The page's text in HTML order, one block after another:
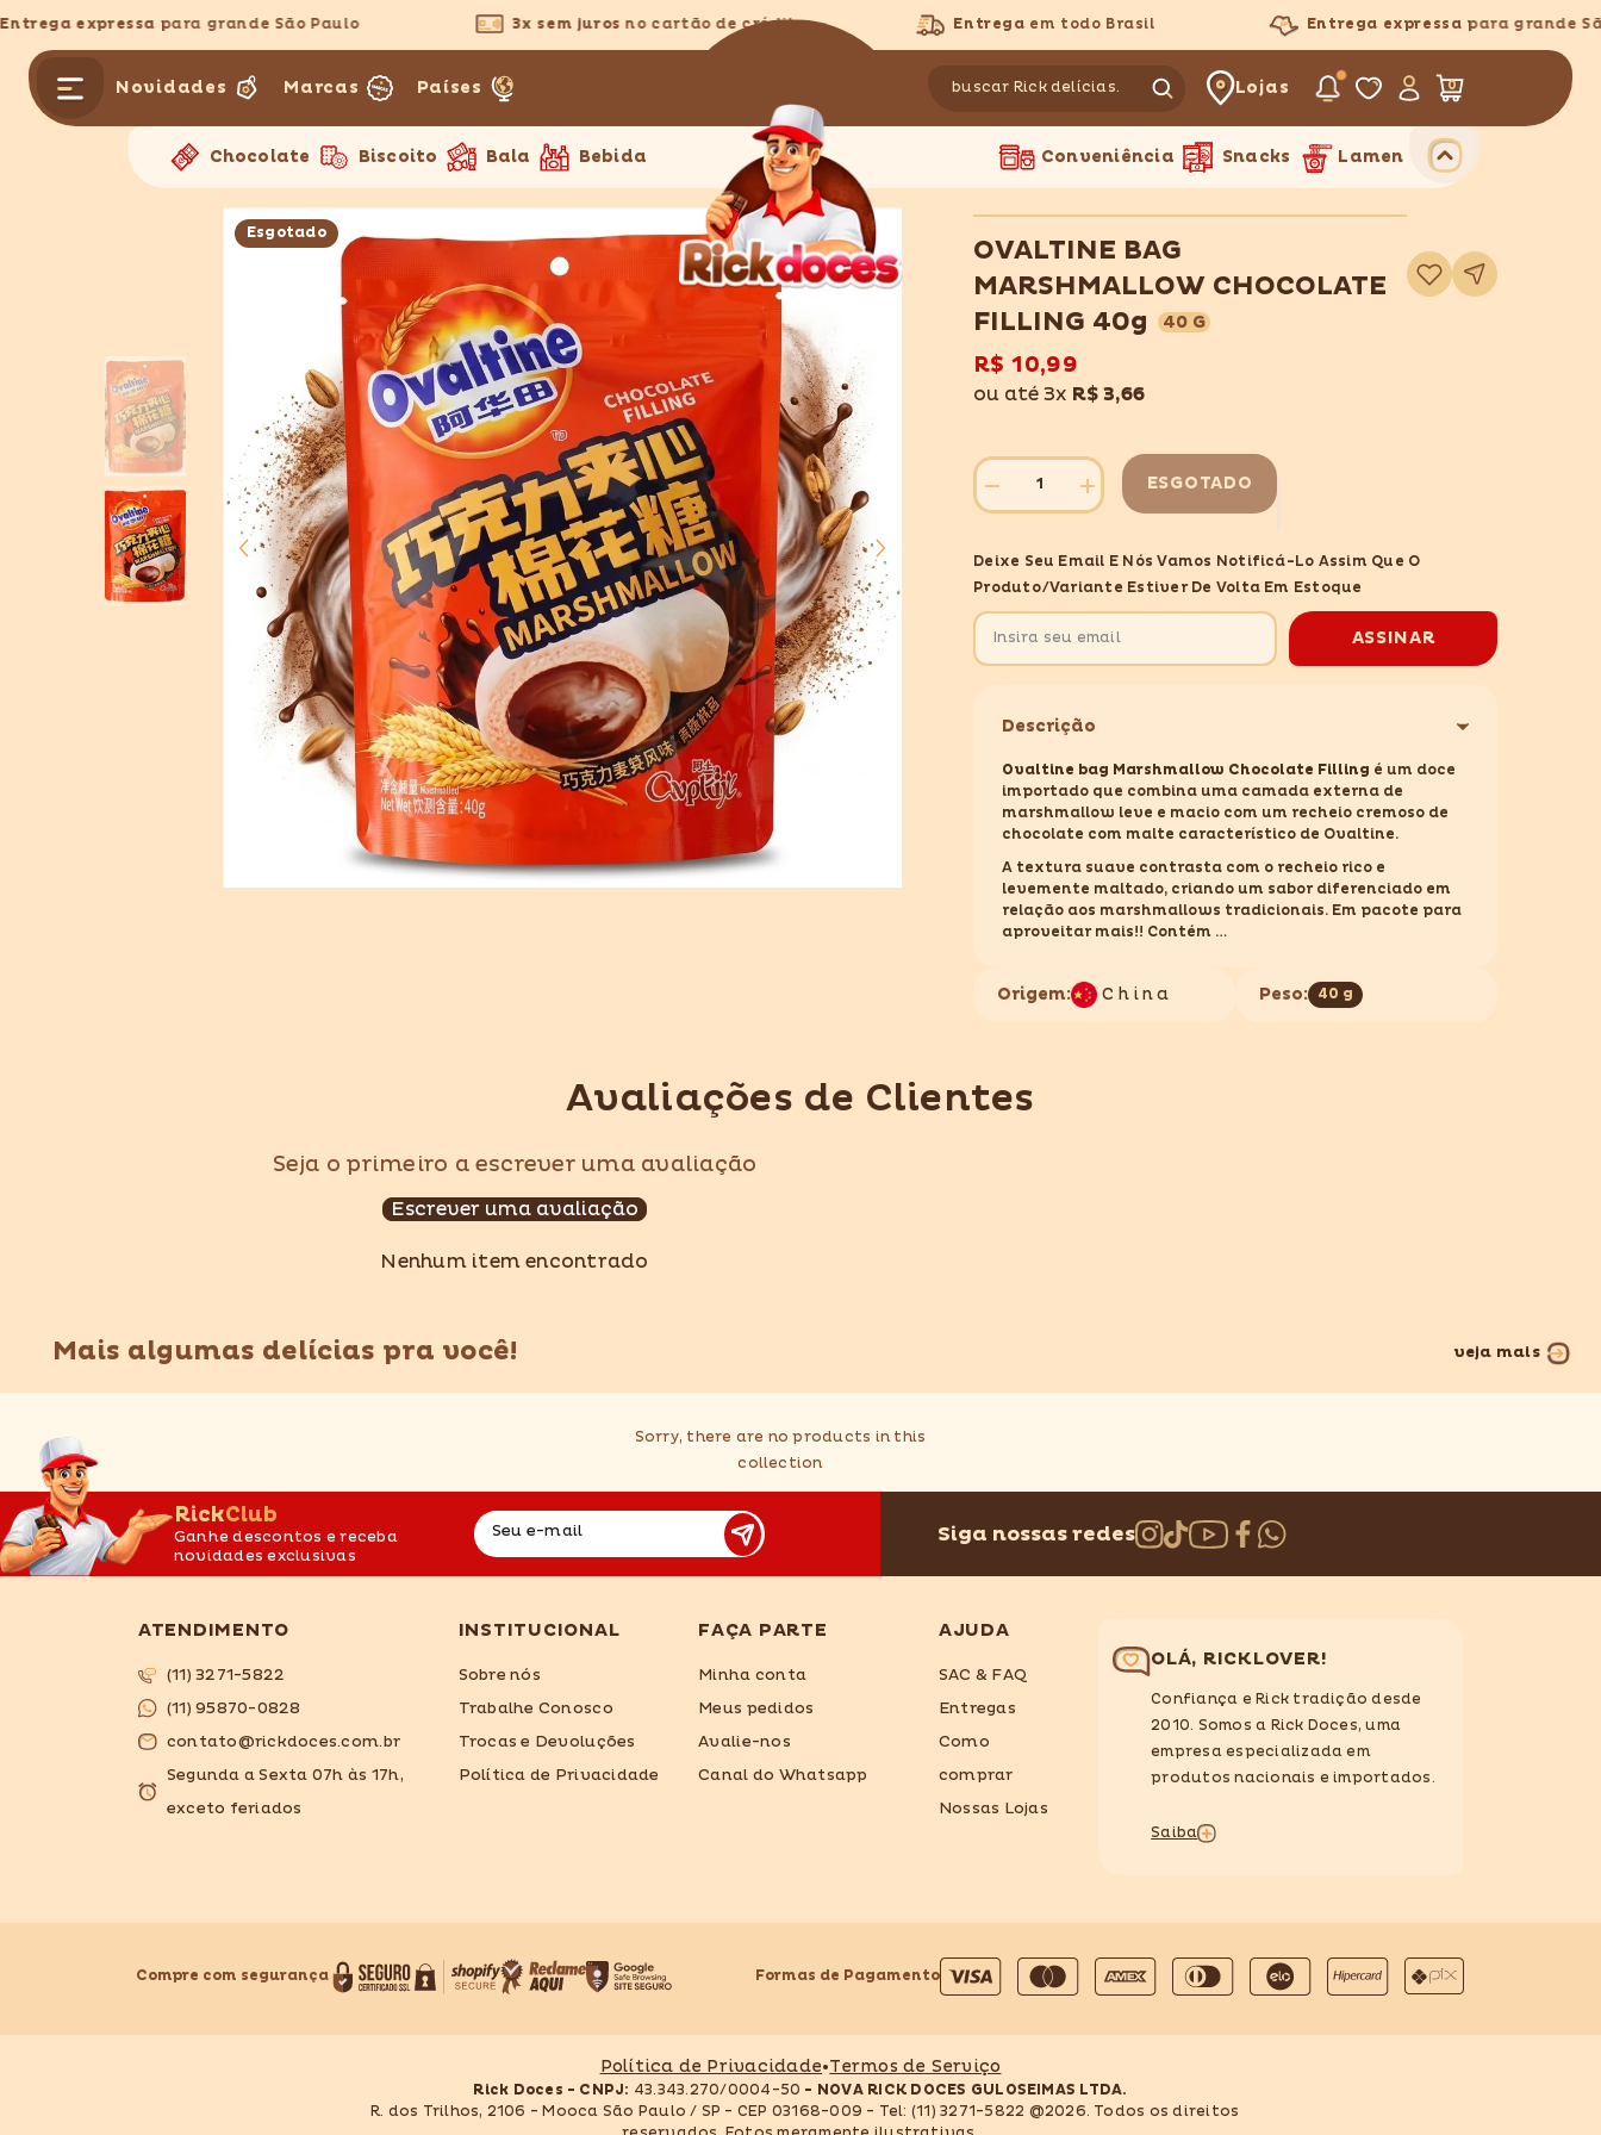
expressapara grande São Paulo 3x sem jurosno cartão de crédito Entregaem todo Brasil Entrega expressapara grande São
Novidades Marcas Países Lojas 00
Chocolate Biscoito Bala Bebida Conveniência Snacks Lamen
Esgotado
OVALTINE BAG
MARSHMALLOW CHOCOLATE
FILLING 40g
40 G
Adicionar
à
lista
Compartilhar
R$ 10,99
ou até 3x R$ 3,66
Diminuir
quantidade
BAG
MARSHMALLOW
FILLING
40g
Aumentar
quantidade
BAG
MARSHMALLOW
FILLING
40g
ESGOTADO
Deixe Seu Email E Nós Vamos Notificá-Lo Assim Que O
Produto/variante Estiver De Volta Em Estoque
ASSINAR
Descrição
Ovaltine bag Marshmallow Chocolate Filling é um doce
importado que combina uma camada externa de
marshmallow leve e macio com um recheio cremoso de
chocolate com malte característico de Ovaltine.
A textura suave contrasta com o recheio rico e
levemente maltado, criando um sabor diferenciado em
relação aos marshmallows tradicionais. Em pacote para
aproveitar mais!! Contém
PESO: 40GR
Origem: China Peso: 40 g
Avaliações de Clientes
Seja o primeiro a escrever uma avaliação
Escrever uma avaliação
Nenhum item encontrado
Mais algumas delícias pra você! veja mais
Sorry, there are no products in this
collection
RickClub
Ganhe descontos e receba
novidades exclusivas
Seu e-mail Siga nossas redes
ATENDIMENTO
(11) 3271-5822
(11) 95870-0828
contato@rickdoces.com.br
Segunda a Sexta 07h às 17h,
exceto feriados
INSTITUCIONAL
Sobre nós
Trabalhe Conosco
Trocas e Devoluções
Política de Privacidade
FAÇA PARTE
Minha conta
Meus pedidos
Avalie-nos
Canal do Whatsapp
AJUDA
SAC & FAQ
Entregas
Como
comprar
Nossas Lojas
OLÁ, RICKLOVER!
Confiança e Rick tradição desde
2010. Somos a Rick Doces, uma
empresa especializada em
produtos nacionais e importados.
Saiba
Compre com segurança Formas de Pagamento
Política de Privacidade•Termos de Serviço
Rick Doces - CNPJ: 43.343.270/0004-50 - NOVA RICK DOCES GULOSEIMAS LTDA.
R. dos Trilhos, 2106 - Mooca São Paulo / SP - CEP 03168-009 - Tel: (11) 3271-5822 @2026. Todos os direitos